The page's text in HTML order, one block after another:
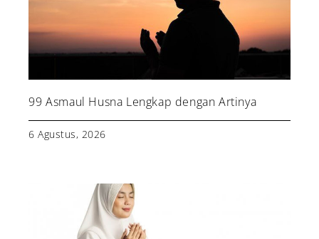
99 Asmaul Husna Lengkap dengan Artinya
6 Agustus, 2026